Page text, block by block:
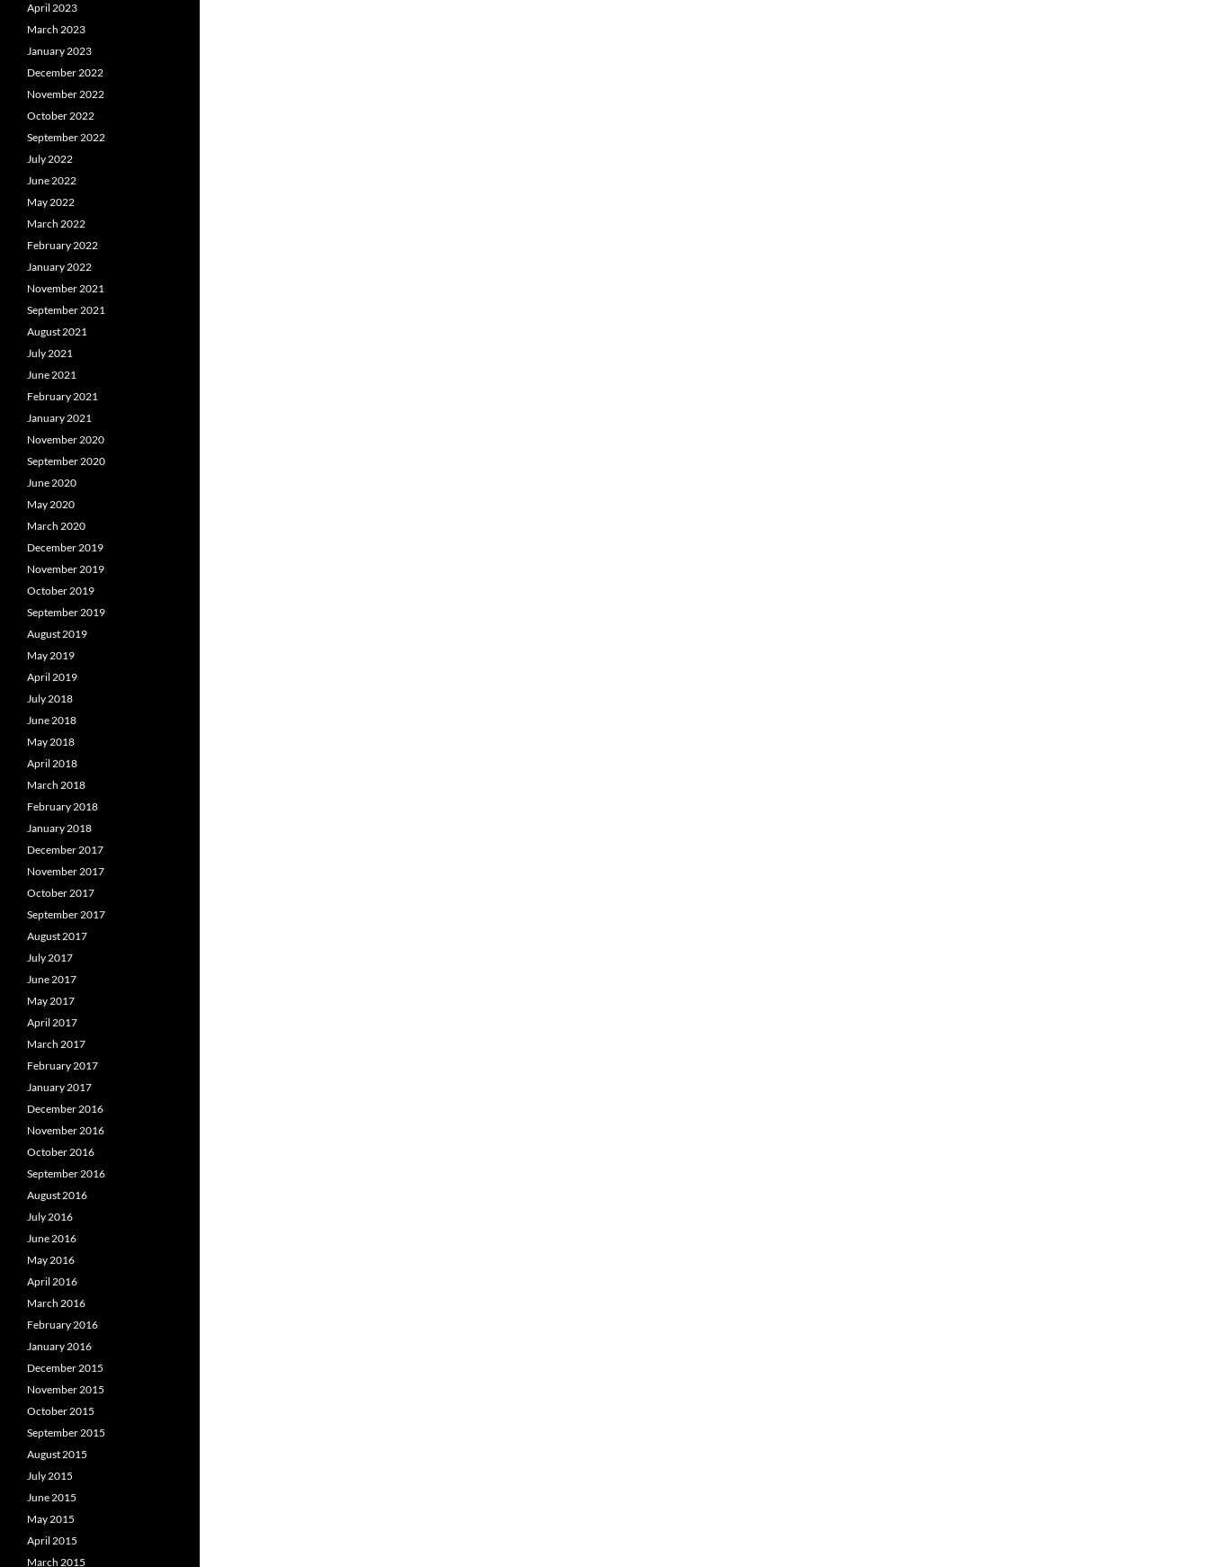
April 2023
March 2023
January 2023
December 2022
November 2022
October 2022
September 2022
July 2022
June 2022
May 2022
March 2022
February 2022
January 2022
November 2021
September 2021
August 2021
July 2021
June 2021
February 2021
January 2021
November 2020
September 2020
June 2020
May 2020
March 2020
December 2019
November 2019
October 2019
September 2019
August 2019
May 2019
April 2019
July 2018
June 2018
May 2018
April 2018
March 2018
February 2018
January 2018
December 2017
November 2017
October 2017
September 2017
August 2017
July 2017
June 2017
May 2017
April 2017
March 2017
February 2017
January 2017
December 2016
November 2016
October 2016
September 2016
August 2016
July 2016
June 2016
May 2016
April 2016
March 2016
February 2016
January 2016
December 2015
November 2015
October 2015
September 2015
August 2015
July 2015
June 2015
May 2015
April 2015
March 2015